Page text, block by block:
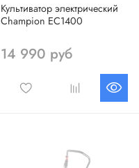
Культиватор электрический
Champion EC1400
14 990 руб